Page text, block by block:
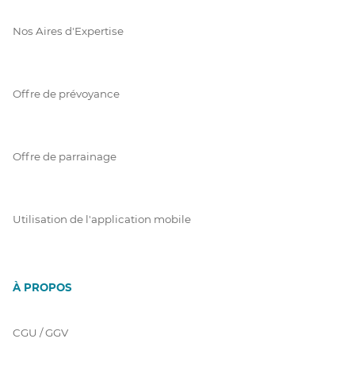
Nos Aires d'Expertise
Offre de prévoyance
Offre de parrainage
Utilisation de l'application mobile
À PROPOS
CGU / GGV